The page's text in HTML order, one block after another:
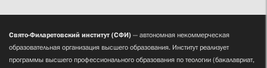
Свято-Филаретовский институт (СФИ) — автономная некоммерческая
образовательная организация высшего образования. Институт реализует
программы высшего профессионального образования по теологии (бакалавриат,